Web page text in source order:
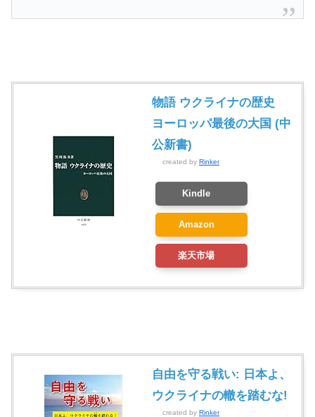
物語 ウクライナの歴史
ヨーロッパ最後の大国 (中
公新書)
created by Rinker
Kindle
Amazon
楽天市場
自由を守る戦い: 日本よ、
ウクライナの轍を踏むな!
created by Rinker